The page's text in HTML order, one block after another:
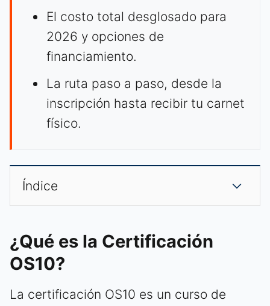
El costo total desglosado para
2026 y opciones de
financiamiento.
La ruta paso a paso, desde la
inscripción hasta recibir tu carnet
físico.
Índice
¿Qué es la Certificación
OS10?
La certificación OS10 es un curso de